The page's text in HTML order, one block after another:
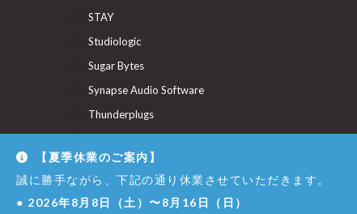
STAY
Studiologic
Sugar Bytes
Synapse Audio Software
Thunderplugs
U-He
Union Audio
Uncategorized
【夏季休業のご案内】
誠に勝手ながら、下記の通り休業させていただきます。
● 2026年8月8日（土）〜8月16日（日）